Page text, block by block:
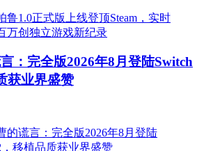
：完全版2026年8月登陆Switch
获业界盛赞